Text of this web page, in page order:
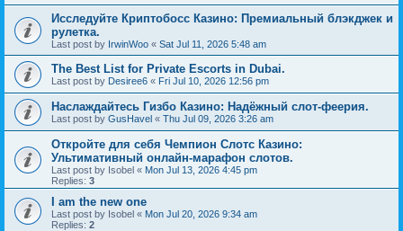
Исследуйте Криптобосс Казино: Премиальный блэкджек и
рулетка.
Last post by IrwinWoo « Sat Jul 11, 2026 5:48 am
The Best List for Private Escorts in Dubai.
Last post by Desiree6 « Fri Jul 10, 2026 12:56 pm
Наслаждайтесь Гизбо Казино: Надёжный слот-феерия.
Last post by GusHavel « Thu Jul 09, 2026 3:26 am
Откройте для себя Чемпион Слотс Казино:
Ультимативный онлайн-марафон слотов.
Last post by Isobel « Mon Jul 13, 2026 4:45 pm
Replies: 3
I am the new one
Last post by Isobel « Mon Jul 20, 2026 9:34 am
Replies: 2